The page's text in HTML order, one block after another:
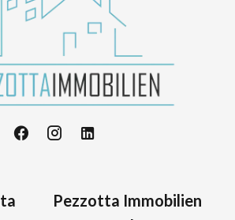
Pezzotta Immobilien